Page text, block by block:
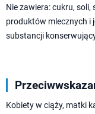
Nie zawiera: cukru, soli,
produktów mlecznych i
substancji
Kobiety w ciąży, matki